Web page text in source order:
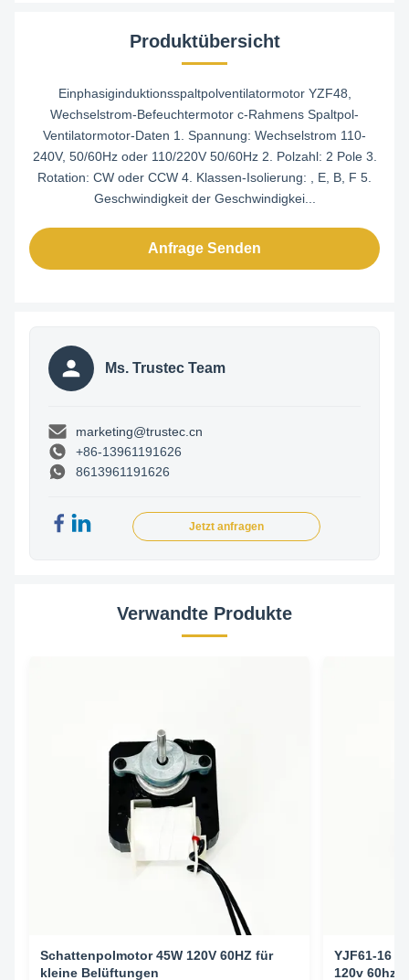
Produktübersicht
Einphasiginduktionsspaltpolventilatormotor YZF48,
Wechselstrom-Befeuchtermotor c-Rahmens Spaltpol-
Ventilatormotor-Daten 1. Spannung: Wechselstrom 110-
240V, 50/60Hz oder 110/220V 50/60Hz 2. Polzahl: 2 Pole 3.
Rotation: CW oder CCW 4. Klassen-Isolierung: , E, B, F 5.
Geschwindigkeit der Geschwindigkei...
Anfrage Senden
Ms. Trustec Team
marketing@trustec.cn
+86-13961191626
8613961191626
Jetzt anfragen
Verwandte Produkte
Schattenpolmotor 45W 120V 60HZ für
kleine Belüftungen
YJF61-16
120v 60hz